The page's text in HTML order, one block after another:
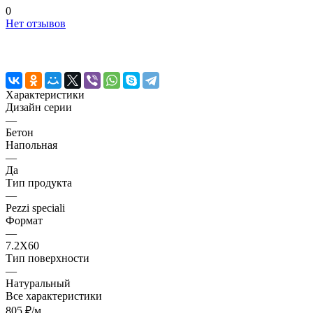
0
Нет отзывов
Характеристики
Дизайн серии
—
Бетон
Напольная
—
Да
Тип продукта
—
Pezzi speciali
Формат
—
7.2X60
Тип поверхности
—
Натуральный
Все характеристики
805 ₽/м